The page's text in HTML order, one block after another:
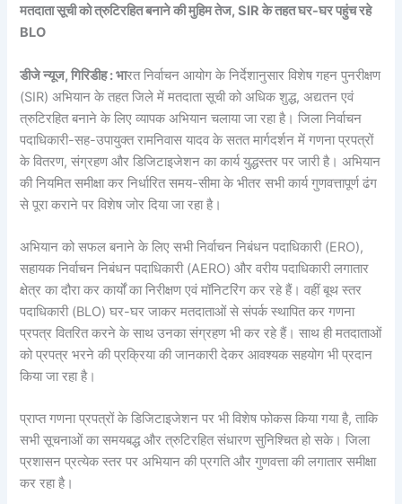
मतदाता सूची को त्रुटिरहित बनाने की मुहिम तेज, SIR के तहत घर-घर पहुंच रहे
BLO
डीजे न्यूज, गिरिडीह : भारत निर्वाचन आयोग के निर्देशानुसार विशेष गहन पुनरीक्षण
(SIR) अभियान के तहत जिले में मतदाता सूची को अधिक शुद्ध, अद्यतन एवं
त्रुटिरहित बनाने के लिए व्यापक अभियान चलाया जा रहा है। जिला निर्वाचन
पदाधिकारी-सह-उपायुक्त रामनिवास यादव के सतत मार्गदर्शन में गणना प्रपत्रों
के वितरण, संग्रहण और डिजिटाइजेशन का कार्य युद्धस्तर पर जारी है। अभियान
की नियमित समीक्षा कर निर्धारित समय-सीमा के भीतर सभी कार्य गुणवत्तापूर्ण ढंग
से पूरा कराने पर विशेष जोर दिया जा रहा है।
अभियान को सफल बनाने के लिए सभी निर्वाचन निबंधन पदाधिकारी (ERO),
सहायक निर्वाचन निबंधन पदाधिकारी (AERO) और वरीय पदाधिकारी लगातार
क्षेत्र का दौरा कर कार्यों का निरीक्षण एवं मॉनिटरिंग कर रहे हैं। वहीं बूथ स्तर
पदाधिकारी (BLO) घर-घर जाकर मतदाताओं से संपर्क स्थापित कर गणना
प्रपत्र वितरित करने के साथ उनका संग्रहण भी कर रहे हैं। साथ ही मतदाताओं
को प्रपत्र भरने की प्रक्रिया की जानकारी देकर आवश्यक सहयोग भी प्रदान
किया जा रहा है।
प्राप्त गणना प्रपत्रों के डिजिटाइजेशन पर भी विशेष फोकस किया गया है, ताकि
सभी सूचनाओं का समयबद्ध और त्रुटिरहित संधारण सुनिश्चित हो सके। जिला
प्रशासन प्रत्येक स्तर पर अभियान की प्रगति और गुणवत्ता की लगातार समीक्षा
कर रहा है।